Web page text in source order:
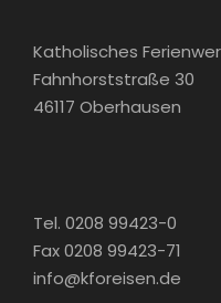
Sonne tanken, Meer
FLYER Haus Winfried
Katholisches
Fahnhorststraße 30
46117 Oberhausen
Tel. 0208 99423-0
Fax 0208 99423-71
info@kforeisen.de